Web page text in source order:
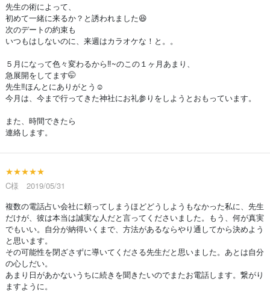
先生の術によって、
初めて一緒に来るか？と誘われました😆
次のデートの約束も
いつもはしないのに、来週はカラオケな！と。。
５月になって色々変わるから‼️~のこの１ヶ月あまり、
急展開をしてます🤭
先生‼️ほんとにありがとう☺️
今月は、今まで行ってきた神社にお礼参りをしようとおもっています。
また、時間できたら
連絡します。
★★★★★
C様 2019/05/31
複数の電話占い会社に頼ってしまうほどどうしようもなかった私に、先生
だけが、彼は本当は誠実な人だと言ってくださいました。もう、何が真実
でもいい。自分が納得いくまで、方法があるならやり通してから決めよう
と思います。
その可能性を閉ざさずに導いてくださる先生だと思いました。あとは自分
の心しだい。
あまり日があかないうちに続きを聞きたいのでまたお電話します。繋がり
ますように。